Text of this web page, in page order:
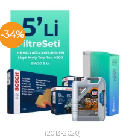
-34%
(2013-2020)